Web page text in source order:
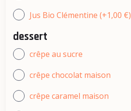
Jus Bio Clémentine (+1,00 €)
dessert
crêpe au sucre
crêpe chocolat maison
crêpe caramel maison